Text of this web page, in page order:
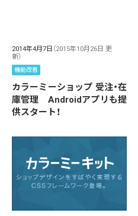
2014年4月7日 （2015年10月26日 更
新）
機能改善
カラーミーショップ 受注・在
庫管理 Androidアプリも提
供スタート！